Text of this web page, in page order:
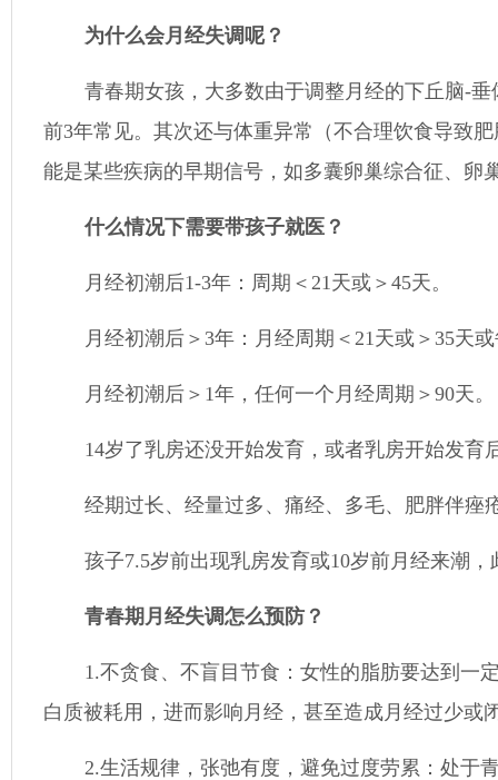
为什么会月经失调呢？
青春期女孩，大多数由于调整月经的下丘脑-垂
前3年常见。其次还与体重异常（不合理饮食导致
能是某些疾病的早期信号，如多囊卵巢综合征、卵
什么情况下需要带孩子就医？
月经初潮后1-3年：周期＜21天或＞45天。
月经初潮后＞ 3年：月经周期＜21天或＞35天
月经初潮后＞ 1年，任何一个月经周期＞90天。
14岁了乳房还没开始发育，或者乳房开始发育
经期过长、经量过多、痛经、多毛、肥胖伴痤
孩子7.5岁前出现乳房发育或10岁前月经来潮
青春期月经失调怎么预防？
1.不贪食、不盲目节食：女性的脂肪要达到一
白质被耗用，进而影响月经，甚至造成月经过少
2.生活规律，张弛有度，避免过度劳累：处于